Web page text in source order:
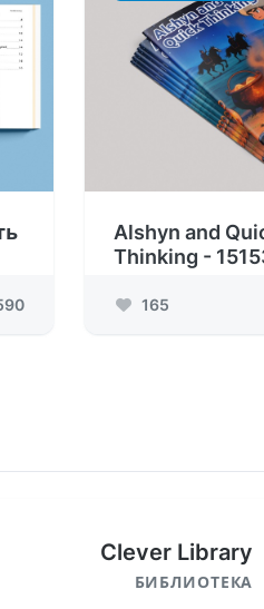
Alshyn and
Thinking -
165
Clever Library
БИБЛИОТЕКА